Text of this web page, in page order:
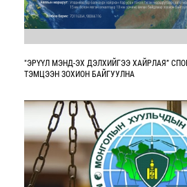
"ЭРҮҮЛ МЭНД-ЭХ ДЭЛХИЙГЭЭ ХАЙРЛАЯ”
ТЭМЦЭЭН ЗОХИОН БАЙГУУЛНА